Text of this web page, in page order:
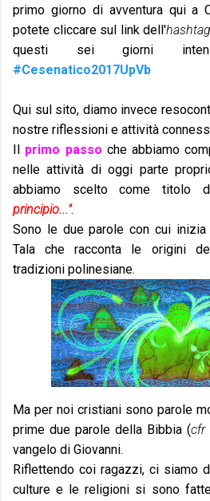
primo giorno di avventura qui a
potete cliccare sul link dell'hashtag
questi sei giorni
#Cesenatico2017UpVb
Qui sul sito, diamo invece
nostre riflessioni e attività
Il primo passo che abbiamo
nelle attività di oggi parte
abbiamo scelto come titolo
principio...".
Sono le due parole con cui
Tala che racconta le origini
tradizioni polinesiane.
Ma per noi cristiani sono parole
prime due parole della Bibbia (cfr
vangelo di Giovanni.
Riflettendo coi ragazzi, ci siamo
culture e le religioni si sono